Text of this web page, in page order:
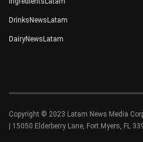
DrinksNewsLatam
DairyNewsLatam
Copyright © 2023 Latam News Media
| 15050 Elderberry Lane, Fort Myers, FL